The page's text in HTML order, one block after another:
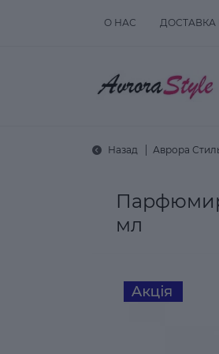
О НАС ДОСТАВКА
Назад Аврора
мл